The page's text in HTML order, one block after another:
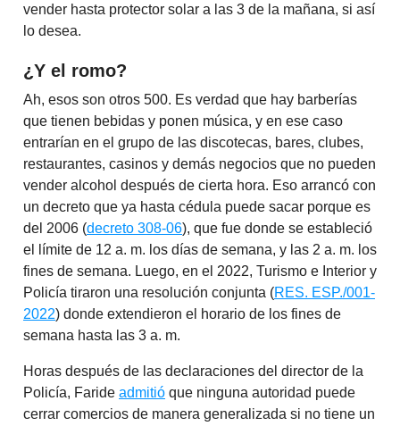
vender hasta protector solar a las 3 de la mañana, si así
lo desea.
¿Y el romo?
Ah, esos son otros 500. Es verdad que hay barberías
que tienen bebidas y ponen música, y en ese caso
entrarían en el grupo de las discotecas, bares, clubes,
restaurantes, casinos y demás negocios que no pueden
vender alcohol después de cierta hora. Eso arrancó con
un decreto que ya hasta cédula puede sacar porque es
del 2006 (decreto 308-06), que fue donde se estableció
el límite de 12 a. m. los días de semana, y las 2 a. m. los
fines de semana. Luego, en el 2022, Turismo e Interior y
Policía tiraron una resolución conjunta (RES. ESP./001-
2022) donde extendieron el horario de los fines de
semana hasta las 3 a. m.
Horas después de las declaraciones del director de la
Policía, Faride admitió que ninguna autoridad puede
cerrar comercios de manera generalizada si no tiene un